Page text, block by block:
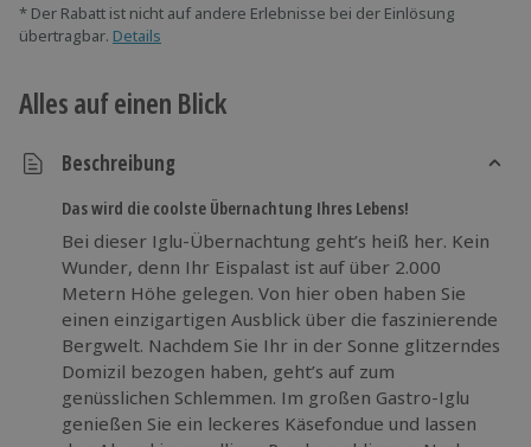
* Der Rabatt ist nicht auf andere Erlebnisse bei der Einlösung
übertragbar. Details
Alles auf einen Blick
Beschreibung
Das wird die coolste Übernachtung Ihres Lebens!
Bei dieser Iglu-Übernachtung geht’s heiß her. Kein
Wunder, denn Ihr Eispalast ist auf über 2.000
Metern Höhe gelegen. Von hier oben haben Sie
einen einzigartigen Ausblick über die faszinierende
Bergwelt. Nachdem Sie Ihr in der Sonne glitzerndes
Domizil bezogen haben, geht’s auf zum
genüsslichen Schlemmen. Im großen Gastro-Iglu
genießen Sie ein leckeres Käsefondue und lassen